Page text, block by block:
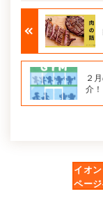
２
介！
イオ
ペー